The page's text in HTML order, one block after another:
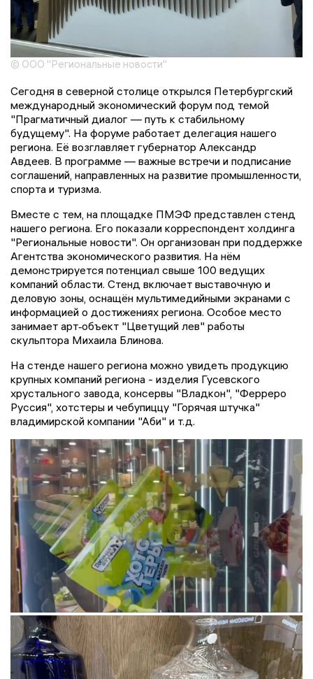
© ООО "Региональные новости"
Сегодня в северной столице открылся Петербургский
международный экономический форум под темой
"Прагматичный диалог — путь к стабильному
будущему". На форуме работает делегация нашего
региона. Её возглавляет губернатор Александр
Авдеев. В программе — важные встречи и подписание
соглашений, направленных на развитие промышленности,
спорта и туризма.
Вместе с тем, на площадке ПМЭФ представлен стенд
нашего региона. Его показали корреспондент холдинга
"Региональные новости". Он организован при поддержке
Агентства экономического развития. На нём
демонстрируется потенциал свыше 100 ведущих
компаний области. Стенд включает выставочную и
деловую зоны, оснащён мультимедийными экранами с
информацией о достижениях региона. Особое место
занимает арт‑объект "Цветущий лев" работы
скульптора Михаила Блинова.
На стенде нашего региона можно увидеть продукцию
крупных компаний региона - изделия Гусевского
хрустального завода, консервы "Владкон", "Ферреро
Руссия", хотстеры и чебупиццу "Горячая штучка"
владимирской компании "Аби" и т.д.